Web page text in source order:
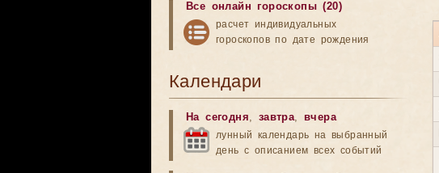
Все онлайн гороскопы (20)
расчет индивидуальных
гороскопов по дате рождения
Календари
На сегодня, завтра,вчера
лунный календарь на выбранный
день с описанием всех событий